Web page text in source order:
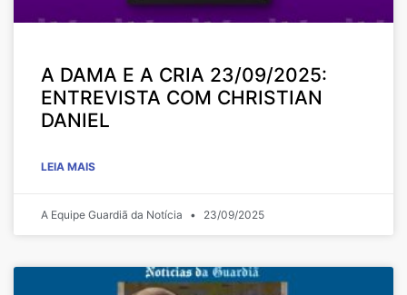
A DAMA E A CRIA 23/09/2025:
ENTREVISTA COM CHRISTIAN
DANIEL
LEIA MAIS
A Equipe Guardiã da Notícia 23/09/2025